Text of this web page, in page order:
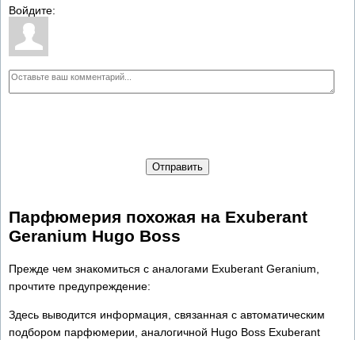
Войдите:
Отправить
Парфюмерия похожая на Exuberant
Geranium Hugo Boss
Прежде чем знакомиться с аналогами Exuberant Geranium,
прочтите предупреждение:
Здесь выводится информация, связанная с автоматическим
подбором парфюмерии, аналогичной Hugo Boss Exuberant